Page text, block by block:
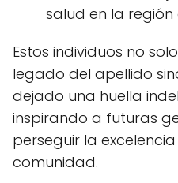
salud en la
Estos individuos no
legado del apellido
dejado una huella
inspirando a futuras
perseguir la
comunidad.